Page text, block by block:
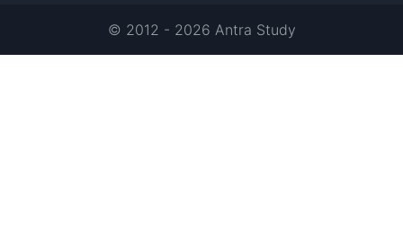
© 2012 - 2026 Antra Study